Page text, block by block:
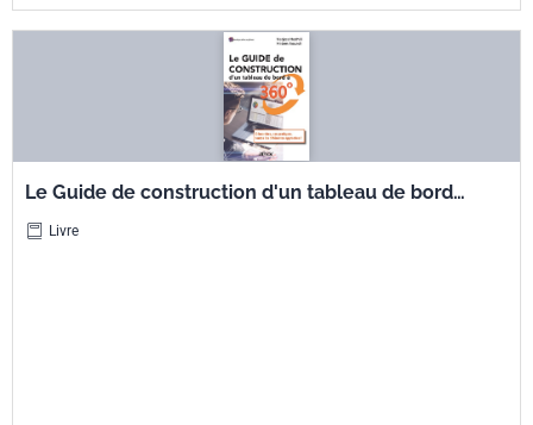
Le Guide de construction d'un tableau de bord
à 360° - Démarches, cas pratiques, toutes les
différentes approches !
Livre